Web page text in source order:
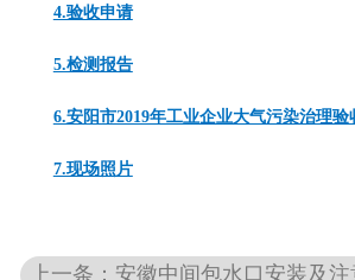
4.验收申请
5.检测报告
6.安阳市2019年工业企业大气污染治理验
7.现场照片
上一条：安徽中间包水口安装及